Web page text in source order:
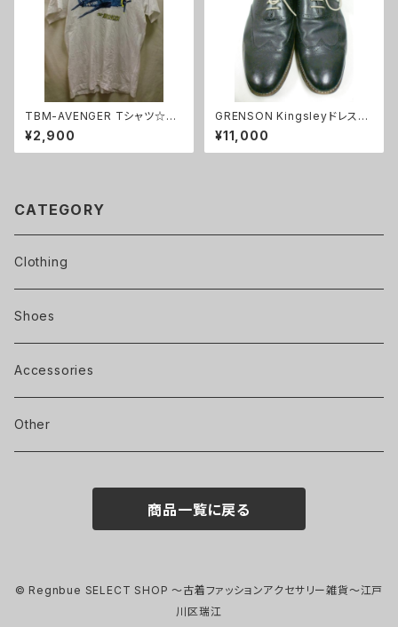
TBM-AVENGER Tシャツ☆ミ
リタリー米軍雷撃機一点物M
¥2,900
GRENSON Kingsleyドレスシ
ューズ/8 1/2
¥11,000
CATEGORY
Clothing
Shoes
Accessories
Other
商品一覧に戻る
© Regnbue SELECT SHOP ～古着ファッションアクセサリー雑貨～江戸
川区瑞江